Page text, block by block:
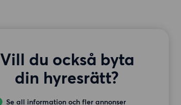
Vill du också byta
din hyresrätt?
Se all information och fler annonser